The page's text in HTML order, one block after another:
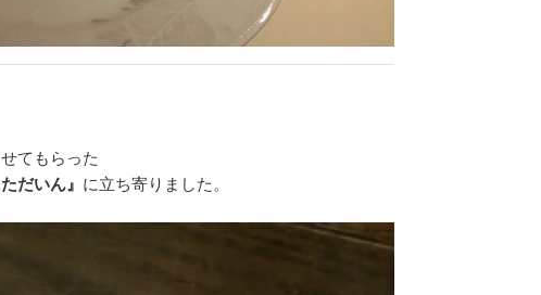
てもらった
だいん』 に立ち寄りました。